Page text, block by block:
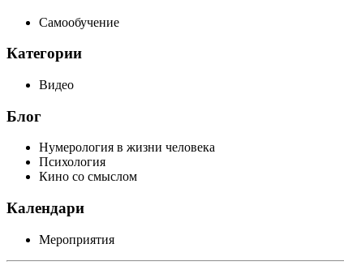
Самообучение
Категории
Видео
Блог
Нумерология в жизни человека
Психология
Кино со смыслом
Календари
Мероприятия